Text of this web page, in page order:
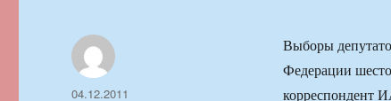
Выборы
Федерации
корреспондент
Автор
Опубликовано
04.12.2011